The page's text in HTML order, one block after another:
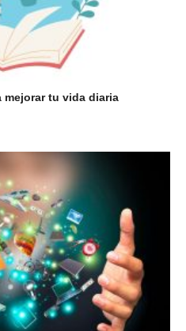
mejorar tu vida diaria